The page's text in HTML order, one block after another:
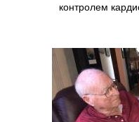
контролем